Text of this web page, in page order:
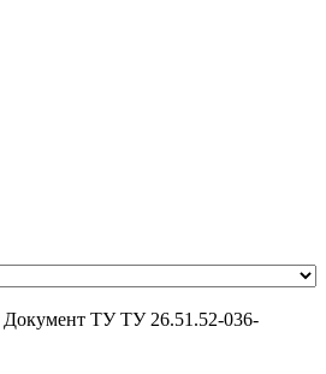
Документ ТУ ТУ 26.51.52-036-